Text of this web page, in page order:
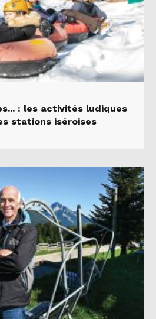
: les activités ludiques
stations iséroises